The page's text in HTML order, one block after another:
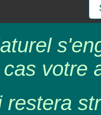
cas votre
restera